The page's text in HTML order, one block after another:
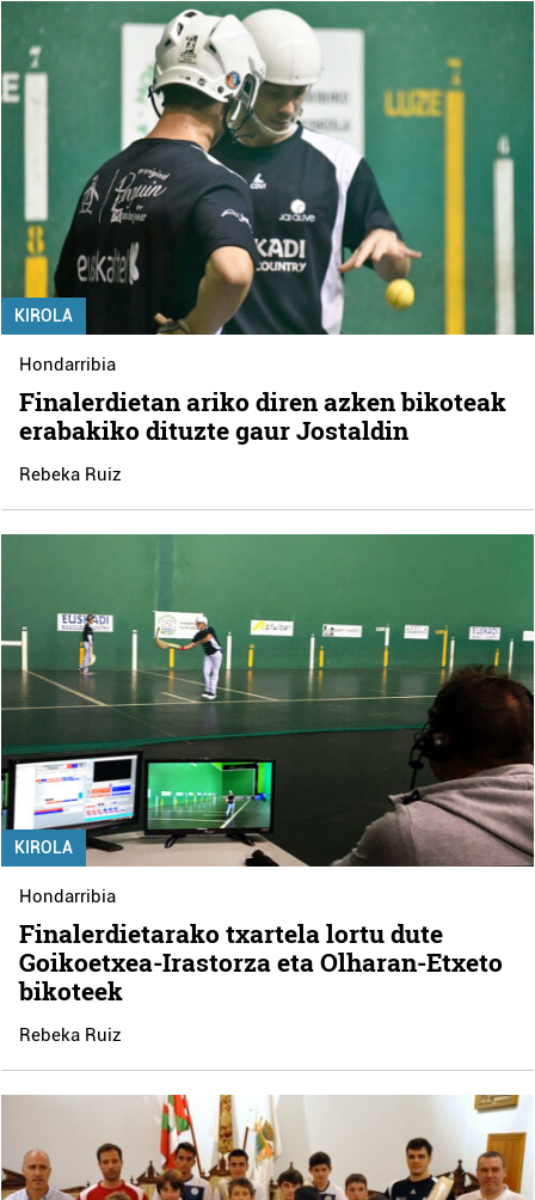
KIROLA
Hondarribia
Finalerdietan ariko diren azken bikoteak
erabakiko dituzte gaur Jostaldin
Rebeka Ruiz
KIROLA
Hondarribia
Finalerdietarako txartela lortu dute
Goikoetxea-Irastorza eta Olharan-Etxeto
bikoteek
Rebeka Ruiz